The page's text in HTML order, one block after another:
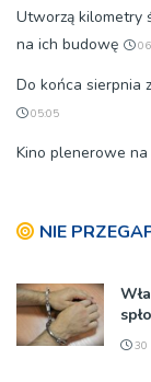
Utworzą kilometry
na ich budowę
Do końca sierpnia
05:05
Kino plenerowe
NIE
30